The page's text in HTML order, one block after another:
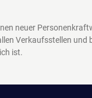
neuer
Verkaufsstellen
ist.